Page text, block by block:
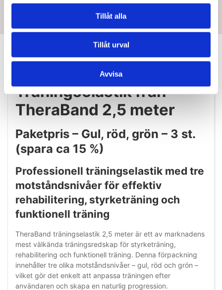
Tillåt alla
Tillåt urval
Avvisa
Träningselastik från
TheraBand 2,5 meter
Paketpris – Gul, röd, grön – 3 st.
(spara ca 15 %)
Professionell träningselastik med tre
motståndsnivåer för effektiv
rehabilitering, styrketräning och
funktionell träning
TheraBand träningselastik 2,5 meter är ett av marknadens
mest välkända träningsredskap för styrketräning,
rehabilitering och funktionell träning. Denna förpackning
innehåller tre olika motståndsnivåer – gul, röd och grön –
vilket gör det enkelt att anpassa träningen efter
användaren och skapa en naturlig progression.